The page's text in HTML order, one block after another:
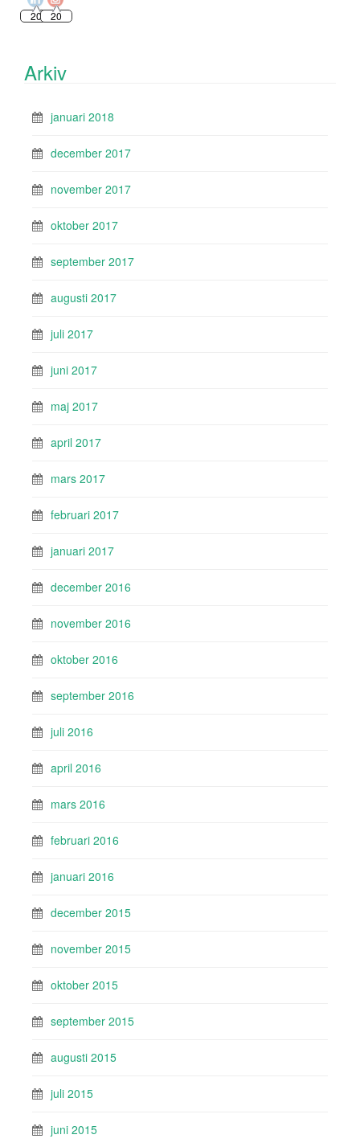
20 20
Arkiv
januari 2018
december 2017
november 2017
oktober 2017
september 2017
augusti 2017
juli 2017
juni 2017
maj 2017
april 2017
mars 2017
februari 2017
januari 2017
december 2016
november 2016
oktober 2016
september 2016
juli 2016
april 2016
mars 2016
februari 2016
januari 2016
december 2015
november 2015
oktober 2015
september 2015
augusti 2015
juli 2015
juni 2015